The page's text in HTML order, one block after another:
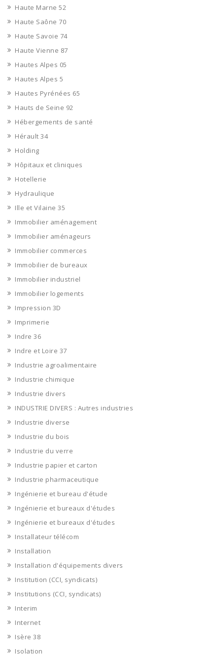
Haute Marne 52
Haute Saône 70
Haute Savoie 74
Haute Vienne 87
Hautes Alpes 05
Hautes Alpes 5
Hautes Pyrénées 65
Hauts de Seine 92
Hébergements de santé
Hérault 34
Holding
Hôpitaux et cliniques
Hotellerie
Hydraulique
Ille et Vilaine 35
Immobilier aménagement
Immobilier aménageurs
Immobilier commerces
Immobilier de bureaux
Immobilier industriel
Immobilier logements
Impression 3D
Imprimerie
Indre 36
Indre et Loire 37
Industrie agroalimentaire
Industrie chimique
Industrie divers
INDUSTRIE DIVERS : Autres industries
Industrie diverse
Industrie du bois
Industrie du verre
Industrie papier et carton
Industrie pharmaceutique
Ingénierie et bureau d'étude
Ingénierie et bureaux d'études
Ingénierie et bureaux d'études
Installateur télécom
Installation
Installation d'équipements divers
Institution (CCI, syndicats)
Institutions (CCI, syndicats)
Interim
Internet
Isère 38
Isolation